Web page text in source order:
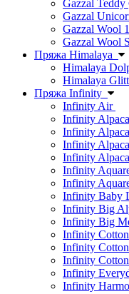
Gazzal Teddy
Gazzal
Gazzal Wool
Gazzal Wool
Пряжа Himalaya
Himalaya
Himalaya
Пряжа Infinity
Infinity Air
Infinity Alpaca
Infinity
Infinity
Infinity
Infinity
Infinity
Infinity Baby
Infinity Big
Infinity Big
Infinity
Infinity
Infinity
Infinity
Infinity